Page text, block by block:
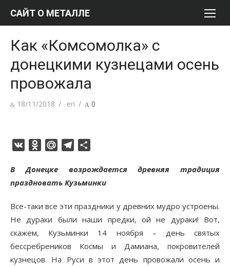
Перейти
САЙТ О МЕТАЛЛЕ
Как «Комсомолка» с
донецкими кузнецами осень
провожала
Опубликовано
18/11/2018 Автор
en 0
VK Odnoklassniki
Mail.RuTelegram
В Донецке возрождается древняя традиция
праздновать Кузьминки
Все-таки все эти праздники у древних мудро устроены.
Не дураки были наши предки, ой не дураки! Вот,
скажем, Кузьминки 14 ноября – день святых
бессребреников Космы и Дамиана, покровителей
кузнецов. На Руси в этот день провожали осень и